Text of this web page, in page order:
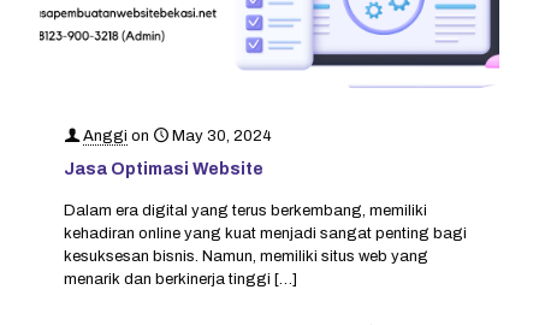
Anggi on May 30, 2024
Jasa Optimasi Website
Dalam era digital yang terus berkembang, memiliki
kehadiran online yang kuat menjadi sangat penting bagi
kesuksesan bisnis. Namun, memiliki situs web yang
menarik dan berkinerja tinggi […]